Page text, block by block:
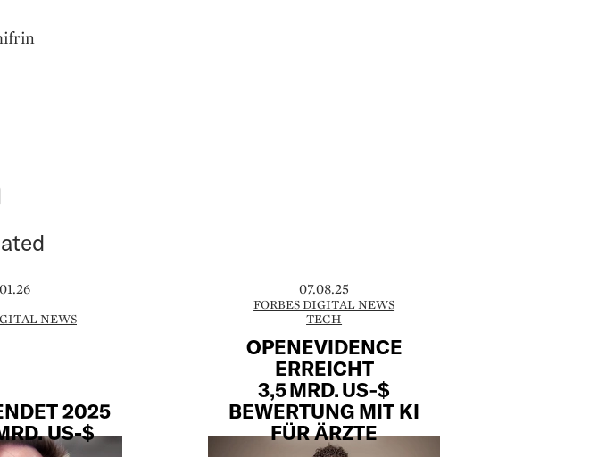
NEWS
2025
US-$
07.08.25
FORBES DIGITAL NEWS
TECH
OPENEVIDENCE
ERREICHT
3,5 MRD. US‑$
BEWERTUNG MIT KI
FÜR ÄRZTE